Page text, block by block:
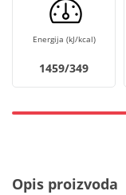
Energija (kJ/kcal)
1459/349
Opis proizvoda